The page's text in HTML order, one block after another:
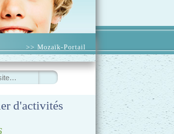
>> Mozaïk-Portail
d'activités